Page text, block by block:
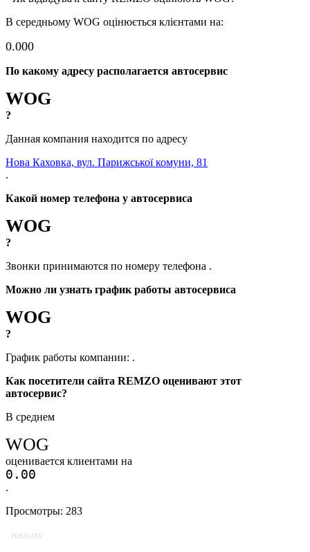
В середньому WOG оцінюється клієнтами на:
0.000
По какому адресу располагается автосервис
WOG
?
Данная компания находится по адресу
Нова Каховка, вул. Парижської комуни, 81
.
Какой номер телефона у автосервиса
WOG
?
Звонки принимаются по номеру телефона .
Можно ли узнать график работы автосервиса
WOG
?
График работы компании: .
Как посетители сайта REMZO оценивают этот
автосервис?
В среднем
WOG
оценивается клиентами на
0.00
.
Просмотры: 283
РЕКЛАМА